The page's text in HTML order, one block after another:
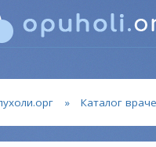
» Каталог